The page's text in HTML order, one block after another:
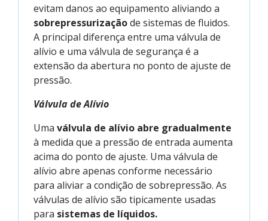
evitam danos ao equipamento aliviando a
sobrepressurizaçãode sistemas de fluidos.
A principal diferença entre uma válvula de
alívio e uma válvula de segurança é a
extensão da abertura no ponto de ajuste de
pressão.
Válvula de Alívio
Uma válvula de alívio abre gradualmente
à medida que a pressão de entrada aumenta
acima do ponto de ajuste. Uma válvula de
alívio abre apenas conforme necessário
para aliviar a condição de sobrepressão. As
válvulas de alívio são tipicamente usadas
para sistemas de líquidos.